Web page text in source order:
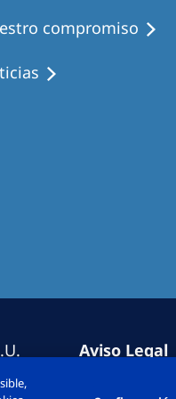
compromiso
Aviso Legal